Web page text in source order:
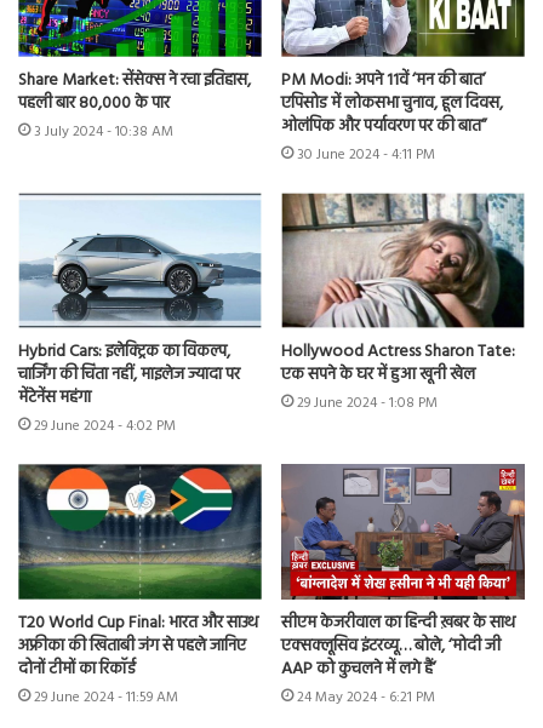
Share Market: सेंसेक्स ने रचा इतिहास,
पहली बार 80,000 के पार
3 July 2024 - 10:38 AM
PM Modi: अपने 11वें ‘मन की बात’
एपिसोड में लोकसभा चुनाव, हूल दिवस,
ओलंपिक और पर्यावरण पर की बात”
30 June 2024 - 4:11 PM
Hybrid Cars: इलेक्ट्रिक का विकल्प,
चार्जिंग की चिंता नहीं, माइलेज ज्यादा पर
मेंटेनेंस महंगा
29 June 2024 - 4:02 PM
Hollywood Actress Sharon Tate:
एक सपने के घर में हुआ खूनी खेल
29 June 2024 - 1:08 PM
T20 World Cup Final: भारत और साउथ
अफ्रीका की खिताबी जंग से पहले जानिए
दोनों टीमों का रिकॉर्ड
29 June 2024 - 11:59 AM
सीएम केजरीवाल का हिन्दी ख़बर के साथ
एक्सक्लूसिव इंटरव्यू… बोले, ‘मोदी जी
AAP को कुचलने में लगे हैं’
24 May 2024 - 6:21 PM